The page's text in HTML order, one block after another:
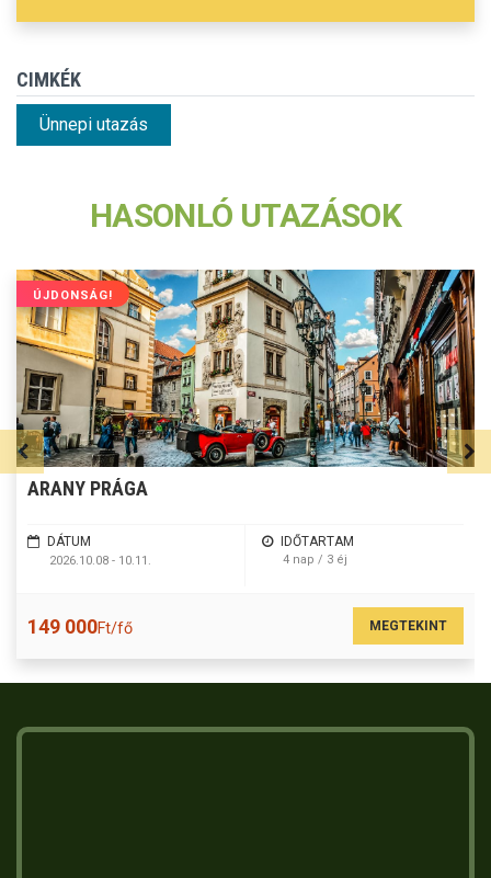
CIMKÉK
Ünnepi utazás
HASONLÓ UTAZÁSOK
ÚJDONSÁG!
ARANY PRÁGA
DÁTUM
2026.10.08 - 10.11.
IDŐTARTAM
4 nap / 3 éj
149 000Ft/fő MEGTEKINT